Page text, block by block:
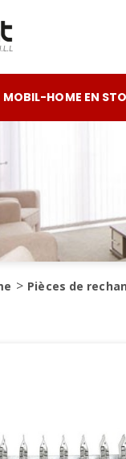
MOBIL-HOME EN
Pièces de